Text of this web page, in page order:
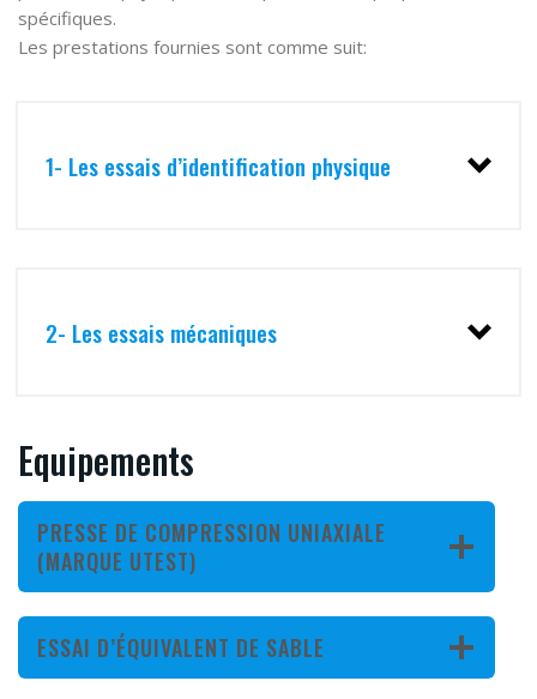
spécifiques.
Les prestations fournies sont comme suit:
1- Les essais d’identification physique
2- Les essais mécaniques
Equipements
PRESSE DE COMPRESSION UNIAXIALE
(MARQUE UTEST)
ESSAI D’ÉQUIVALENT DE SABLE